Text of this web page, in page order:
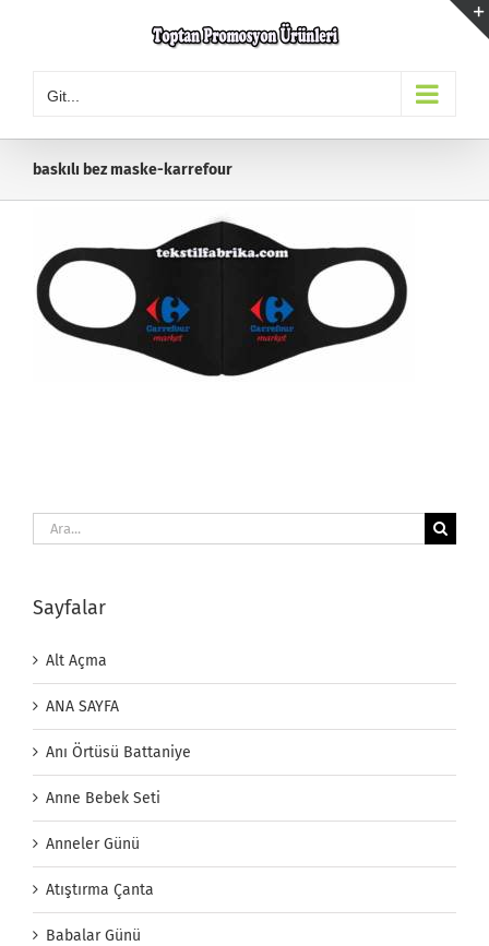
Git...
baskılı bez maske-karrefour
Ara:
Sayfalar
Alt Açma
ANA SAYFA
Anı Örtüsü Battaniye
Anne Bebek Seti
Anneler Günü
Atıştırma Çanta
Babalar Günü